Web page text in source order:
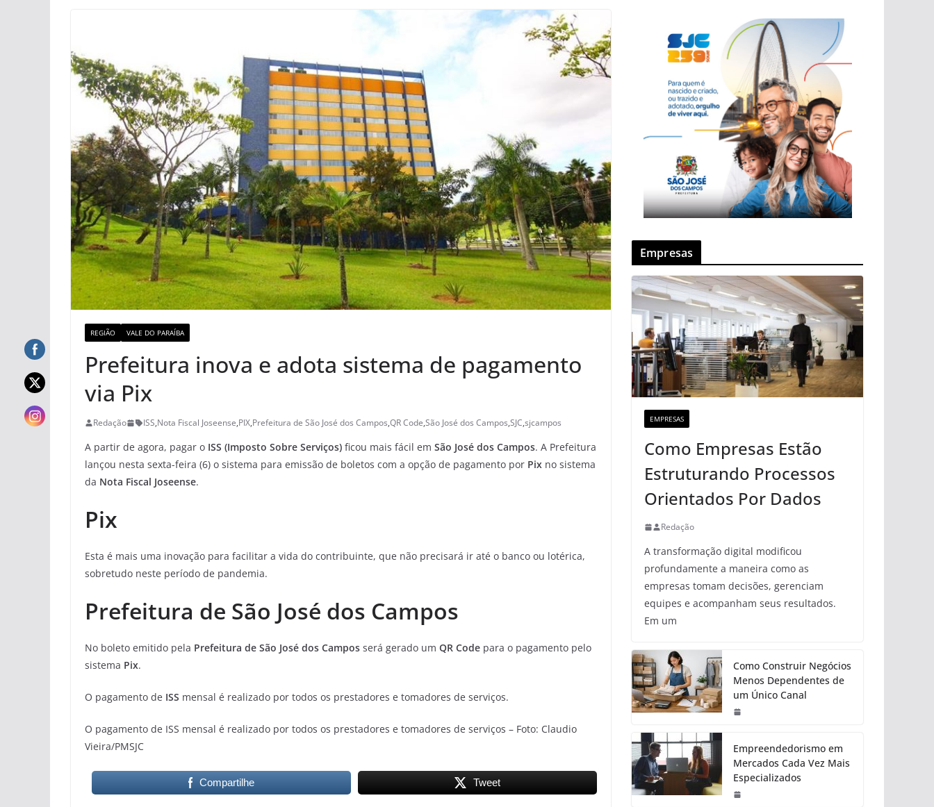
REGIÃO VALE DO PARAÍBA
Prefeitura inova e adota sistema de pagamento
via Pix
Redação ISS,Nota Fiscal Joseense,PIX,Prefeitura de São José dos Campos,QR Code,São José dos Campos,SJC,sjcampos
A partir de agora, pagar o ISS (Imposto Sobre Serviços) ficou mais fácil em São José dos Campos. A Prefeitura
lançou nesta sexta-feira (6) o sistema para emissão de boletos com a opção de pagamento por Pix no sistema
da Nota Fiscal Joseense.
Pix
Esta é mais uma inovação para facilitar a vida do contribuinte, que não precisará ir até o banco ou lotérica,
sobretudo neste período de pandemia.
Prefeitura de São José dos Campos
No boleto emitido pela Prefeitura de São José dos Campos será gerado um QR Code para o pagamento pelo
sistema Pix.
O pagamento de ISS mensal é realizado por todos os prestadores e tomadores de serviços.
O pagamento de ISS mensal é realizado por todos os prestadores e tomadores de serviços – Foto: Claudio
Vieira/PMSJC
Compartilhe Tweet
Empresas
EMPRESAS
Como Empresas Estão
Estruturando Processos
Orientados Por Dados
Redação
A transformação digital modificou
profundamente a maneira como as
empresas tomam decisões, gerenciam
equipes e acompanham seus resultados.
Em um
Como Construir Negócios
Menos Dependentes de
um Único Canal
Empreendedorismo em
Mercados Cada Vez Mais
Especializados